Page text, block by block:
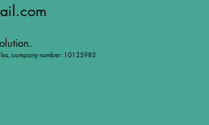
company number: 10125982